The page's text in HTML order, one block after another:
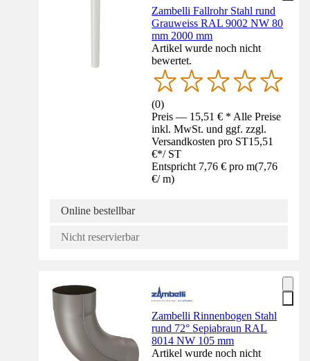
Zambelli Fallrohr Stahl rund
Grauweiss RAL 9002 NW 80
mm 2000 mm
Artikel wurde noch nicht
bewertet.
(0)
Preis — 15,51 € * Alle Preise
inkl. MwSt. und ggf. zzgl.
Versandkosten pro ST15,51
€*/ ST
Entspricht 7,76 € pro m(7,76
€/ m)
Online bestellbar
Nicht reservierbar
Zambelli Rinnenbogen Stahl
rund 72° Sepiabraun RAL
8014 NW 105 mm
Artikel wurde noch nicht